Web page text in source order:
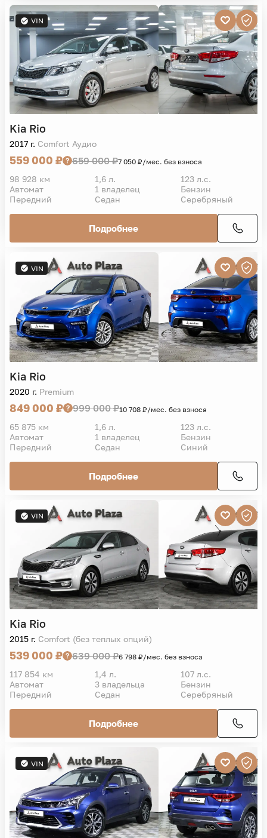
VIN
Kia Rio
2017 г. Comfort Аудио
559 000 ₽ 659 000 ₽7 050 ₽/мес. без взноса
98 928 км 1,6 л.
123 л.с.
Автомат
1 владелец
Бензин
Передний
Седан Серебряный
Подробнее
VIN
Kia Rio
2020 г. Premium
849 000 ₽ 999 000 ₽10 708 ₽/мес. без взноса
65 875 км 1,6 л.
123 л.с.
Автомат
1 владелец
Бензин
Передний
Седан Синий
Подробнее
VIN
Kia Rio
2015 г. Comfort (без теплых опций)
539 000 ₽ 639 000 ₽6 798 ₽/мес. без взноса
117 854 км 1,4 л.
107 л.с.
Автомат
3 владельца
Бензин
Передний
Седан Серебряный
Подробнее
VIN